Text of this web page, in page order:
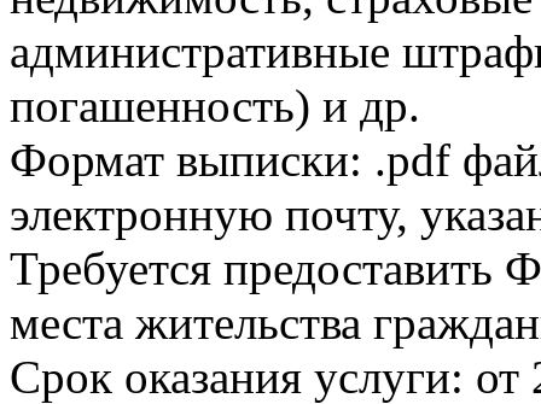
административные
погашенность) и др.
Формат выписки: .pdf
электронную почту,
Требуется
места жительства
Срок оказания услуги: от